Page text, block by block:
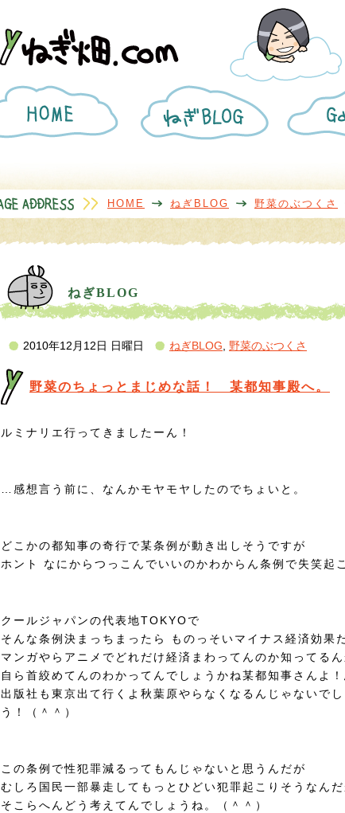
ホ
ー
ム
ね
ぎ
BLOG
HOME ねぎBLOG 野菜のぶつくさ
ねぎBLOG
2010年12月12日 日曜日 ねぎBLOG 野菜のぶつくさ
野菜のちょっとまじめな話！ 某都知事殿へ。
ルミナリエ行ってきましたーん！
…感想言う前に、なんかモヤモヤしたのでちょいと。
どこかの都知事の奇行で某条例が動き出しそうですが
ホント なにからつっこんでいいのかわからん条例で失笑起
クールジャパンの代表地TOKYOで
そんな条例決まっちまったら ものっそいマイナス経済効果
マンガやらアニメでどれだけ経済まわってんのか知ってるん
自ら首絞めてんのわかってんでしょうかね某都知事さんよ！
出版社も東京出て行くよ秋葉原やらなくなるんじゃないで
う！（＾＾）
この条例で性犯罪減るってもんじゃないと思うんだが
むしろ国民一部暴走してもっとひどい犯罪起こりそうなんだ
そこらへんどう考えてんでしょうね。（＾＾）